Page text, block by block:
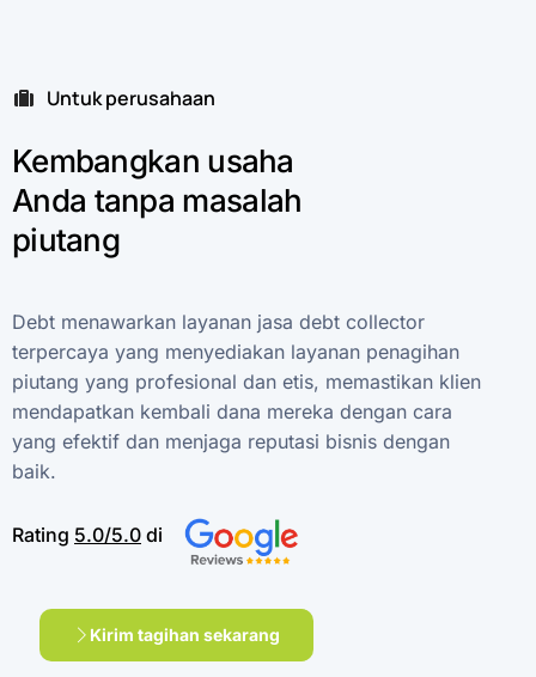
Untuk perusahaan
Kembangkan usaha
Anda tanpa masalah
piutang
Debt menawarkan layanan jasa debt collector
terpercaya yang menyediakan layanan penagihan
piutang yang profesional dan etis, memastikan klien
mendapatkan kembali dana mereka dengan cara
yang efektif dan menjaga reputasi bisnis dengan
baik.
Rating 5.0/5.0 di
Kirim tagihan sekarang